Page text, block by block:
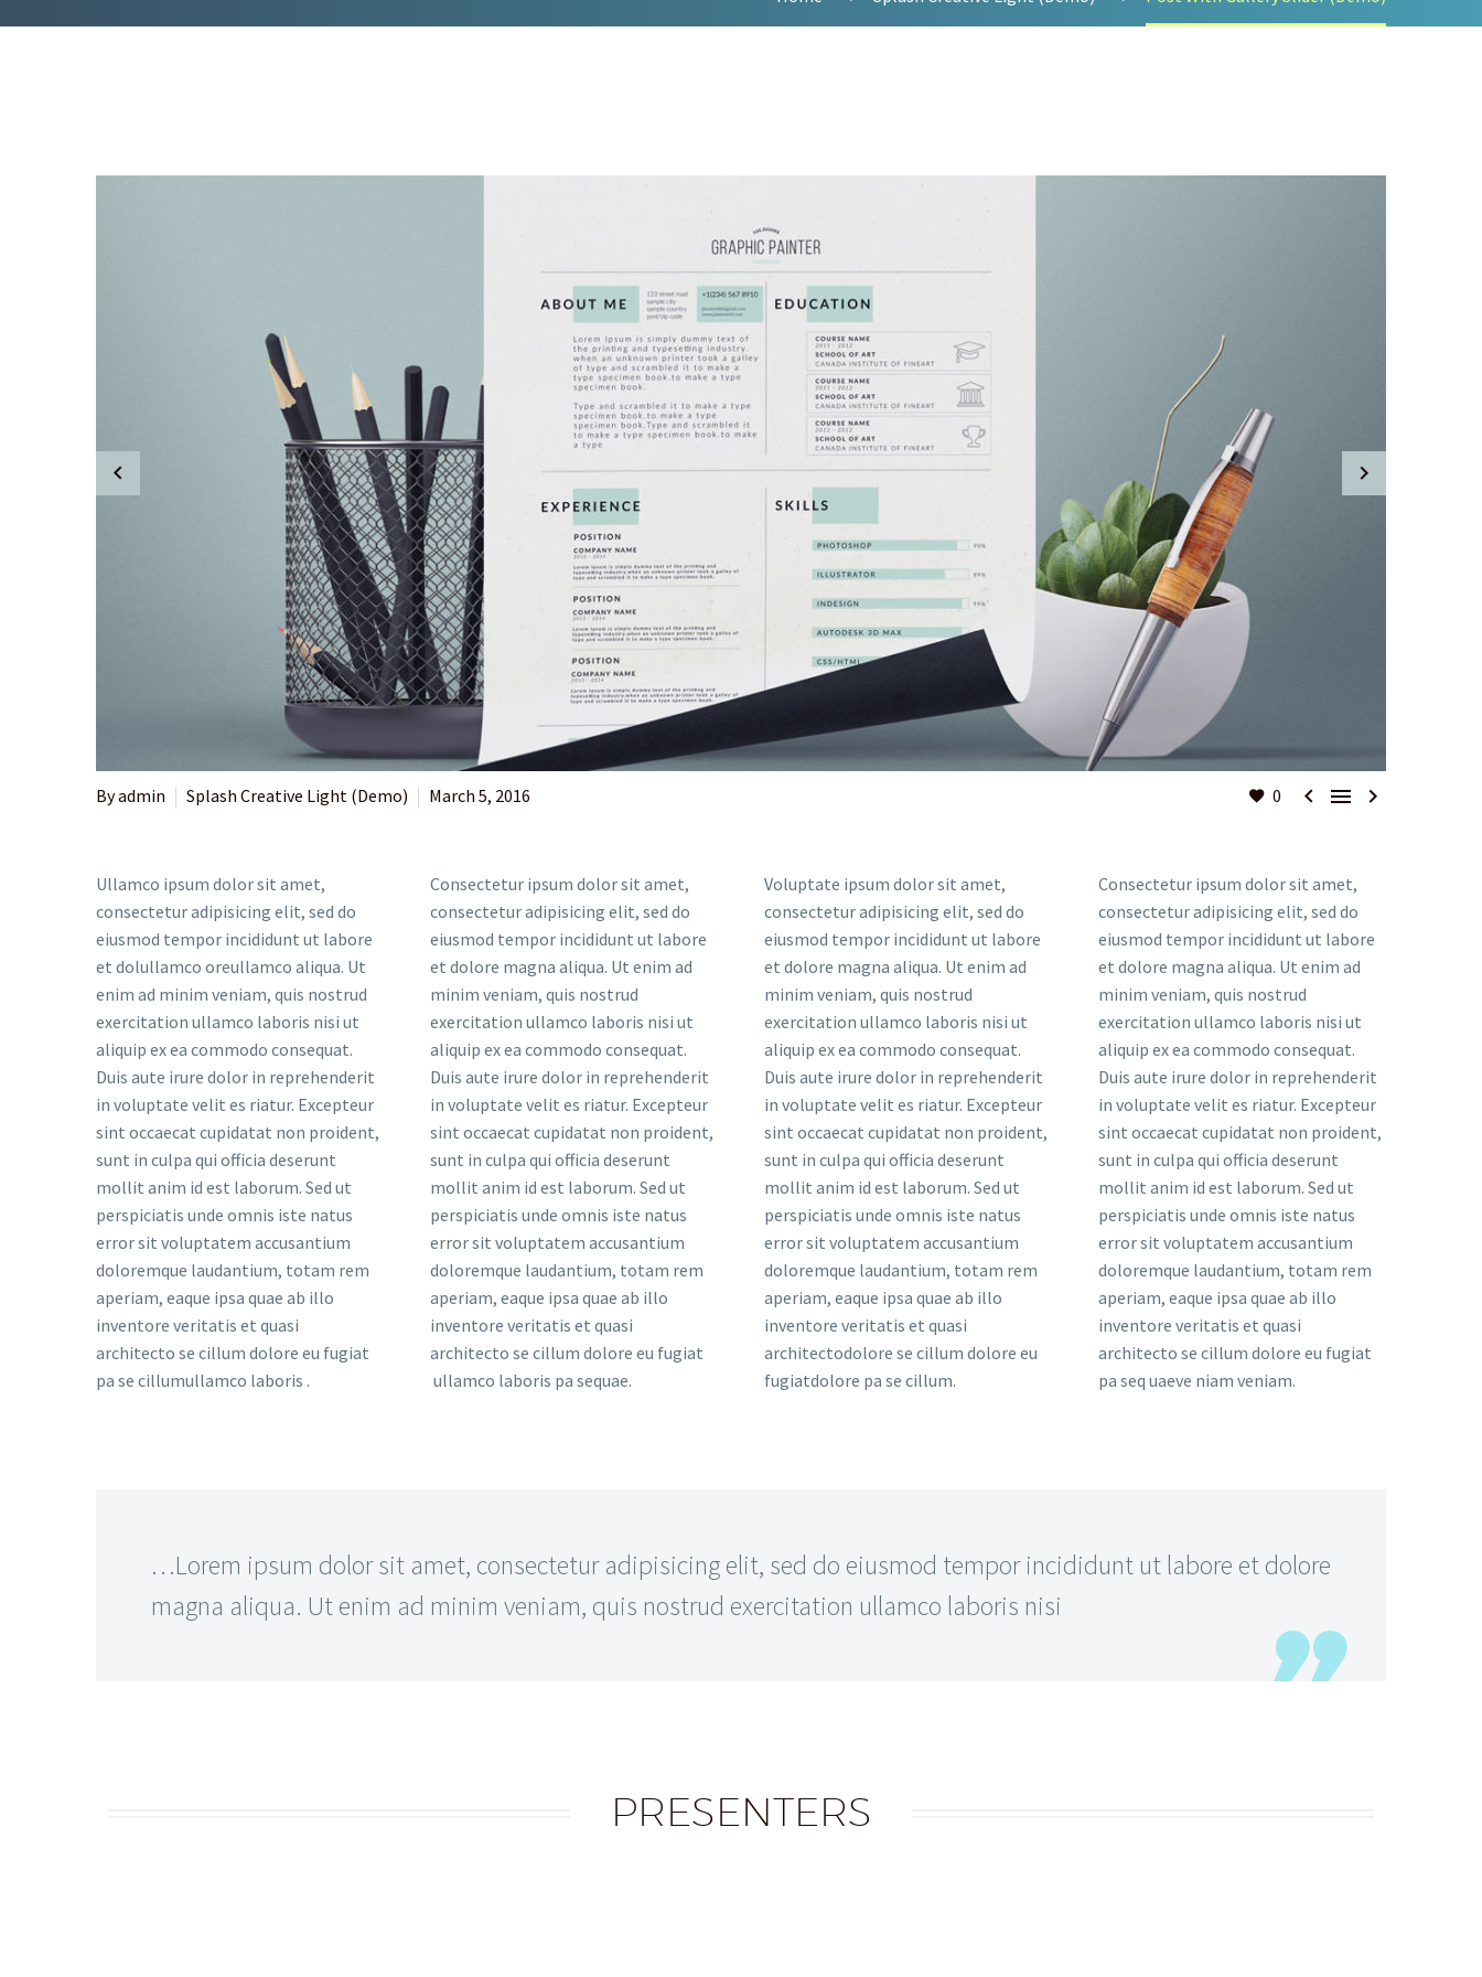
0   
By admin Splash Creative Light (Demo) March 5, 2016
Ullamco ipsum dolor sit amet,
consectetur adipisicing elit, sed do
eiusmod tempor incididunt ut labore
et dolullamco oreullamco aliqua. Ut
enim ad minim veniam, quis nostrud
exercitation ullamco laboris nisi ut
aliquip ex ea commodo consequat.
Duis aute irure dolor in reprehenderit
in voluptate velit es riatur. Excepteur
sint occaecat cupidatat non proident,
sunt in culpa qui officia deserunt
mollit anim id est laborum. Sed ut
perspiciatis unde omnis iste natus
error sit voluptatem accusantium
doloremque laudantium, totam rem
aperiam, eaque ipsa quae ab illo
inventore veritatis et quasi
architecto se cillum dolore eu fugiat
pa se cillumullamco laboris .
Consectetur ipsum dolor sit amet,
consectetur adipisicing elit, sed do
eiusmod tempor incididunt ut labore
et dolore magna aliqua. Ut enim ad
minim veniam, quis nostrud
exercitation ullamco laboris nisi ut
aliquip ex ea commodo consequat.
Duis aute irure dolor in reprehenderit
in voluptate velit es riatur. Excepteur
sint occaecat cupidatat non proident,
sunt in culpa qui officia deserunt
mollit anim id est laborum. Sed ut
perspiciatis unde omnis iste natus
error sit voluptatem accusantium
doloremque laudantium, totam rem
aperiam, eaque ipsa quae ab illo
inventore veritatis et quasi
architecto se cillum dolore eu fugiat
ullamco laboris pa sequae.
Voluptate ipsum dolor sit amet,
consectetur adipisicing elit, sed do
eiusmod tempor incididunt ut labore
et dolore magna aliqua. Ut enim ad
minim veniam, quis nostrud
exercitation ullamco laboris nisi ut
aliquip ex ea commodo consequat.
Duis aute irure dolor in reprehenderit
in voluptate velit es riatur. Excepteur
sint occaecat cupidatat non proident,
sunt in culpa qui officia deserunt
mollit anim id est laborum. Sed ut
perspiciatis unde omnis iste natus
error sit voluptatem accusantium
doloremque laudantium, totam rem
aperiam, eaque ipsa quae ab illo
inventore veritatis et quasi
architectodolore se cillum dolore eu
fugiatdolore pa se cillum.
Consectetur ipsum dolor sit amet,
consectetur adipisicing elit, sed do
eiusmod tempor incididunt ut labore
et dolore magna aliqua. Ut enim ad
minim veniam, quis nostrud
exercitation ullamco laboris nisi ut
aliquip ex ea commodo consequat.
Duis aute irure dolor in reprehenderit
in voluptate velit es riatur. Excepteur
sint occaecat cupidatat non proident,
sunt in culpa qui officia deserunt
mollit anim id est laborum. Sed ut
perspiciatis unde omnis iste natus
error sit voluptatem accusantium
doloremque laudantium, totam rem
aperiam, eaque ipsa quae ab illo
inventore veritatis et quasi
architecto se cillum dolore eu fugiat
pa seq uaeve niam veniam.
…Lorem ipsum dolor sit amet, consectetur adipisicing elit, sed do eiusmod tempor incididunt ut labore et dolore
magna aliqua. Ut enim ad minim veniam, quis nostrud exercitation ullamco laboris nisi
PRESENTERS